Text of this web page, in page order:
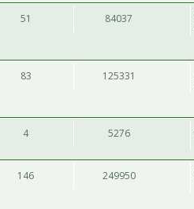
51 84037
83 125331
4 5276
146 249950